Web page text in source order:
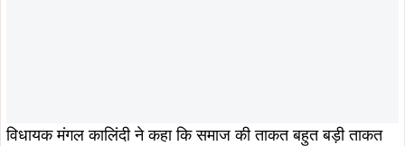
विधायक मंगल कालिंदी ने कहा कि समाज की ताकत बहुत बड़ी ताकत